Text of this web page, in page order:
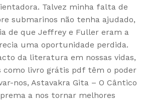
Talvez minha falta de
submarinos não tenha ajudado,
de que Jeffrey e Fuller eram a
uma oportunidade perdida.
da literatura em nossas vidas,
como livro grátis pdf têm o poder
nos, Astavakra Gita – O Cântico
a nos tornar melhores